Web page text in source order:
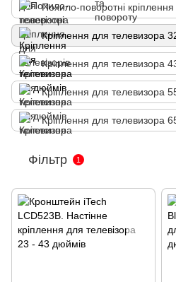
Похило-поворотні кріплення
Кріплення для телевизора
Кріплення для телевизора
Кріплення для телевизора
Кріплення для телевизора
Фільтр 1